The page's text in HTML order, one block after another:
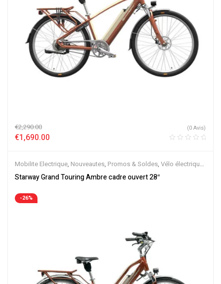
€2,290.00
€1,690.00
(0 Avis)
Mobilite Electrique, Nouveautes, Promos & Soldes, Vélo électrique
ville,Velos Electriques,VTC Electrique
Starway Grand Touring Ambre cadre ouvert 28″
-26%